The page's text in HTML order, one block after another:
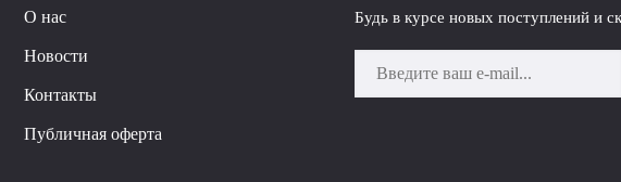
О нас
Новости
Контакты
Публичная оферта
Будь в курсе новых поступлений и